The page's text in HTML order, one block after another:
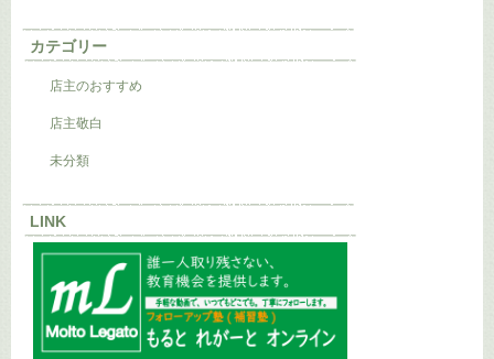
カテゴリー
店主のおすすめ
店主敬白
未分類
LINK